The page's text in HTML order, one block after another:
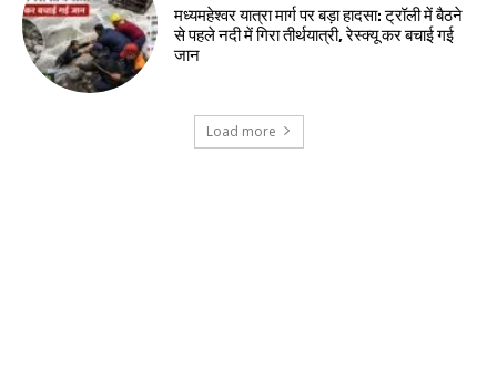
मध्यमहेश्वर यात्रा मार्ग पर बड़ा हादसा: ट्रॉली में बैठने
से पहले नदी में गिरा तीर्थयात्री, रेस्क्यू कर बचाई गई
जान
Load more